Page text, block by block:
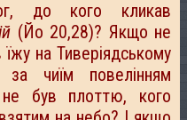
до кого кликав
(Йо 20,28)? Якщо не
на Тиверіядському
чиїм повелінням
не був плоттю, кого